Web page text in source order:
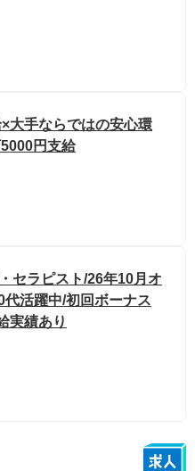
大手ならではの安心環
円支給
セラピスト/26年10月オ
活躍中/初回ボーナス
実績あり